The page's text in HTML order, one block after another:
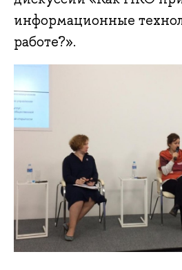
информационные
работе?».